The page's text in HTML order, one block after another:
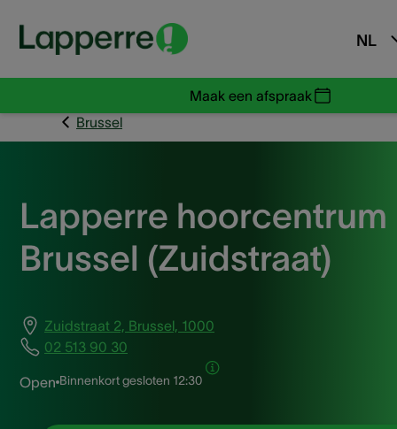
NL
Maak een afspraak
Brussel
Lapperre hoorcentrum
Brussel (Zuidstraat)
Zuidstraat 2, Brussel, 1000
02 513 90 30
Open Binnenkort gesloten 12:30